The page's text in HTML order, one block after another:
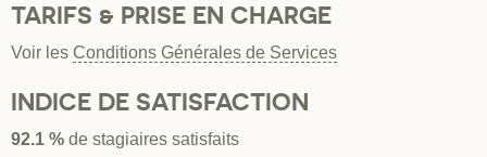
TARIFS & PRISE EN CHARGE
Voir les Conditions Générales de Services
INDICE DE SATISFACTION
92.1 % de stagiaires satisfaits